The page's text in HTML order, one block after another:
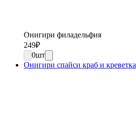
Онигири филадельфия
249₽
0шт
Онигири спайси краб и креветка